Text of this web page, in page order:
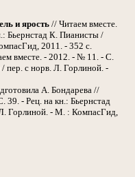
и ярость// Читаем вместе.
Бьернстад К. Пианисты /
2011. - 352 с.
вместе. - 2012. - № 11. - С.
пер. с норв. Л. Горлиной. -
А. Бондарева //
39. - Рец. на кн.: Бьернстад
Горлиной. - М. : КомпасГид,